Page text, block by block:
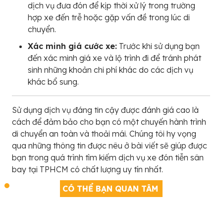
dịch vụ đưa đón để kịp thời xử lý trong trường
hợp xe đến trễ hoặc gặp vấn đề trong lúc di
chuyển.
Xác minh giá cước xe: Trước khi sử dụng bạn
đến xác minh giá xe và lộ trình đi để tránh phát
sinh những khoản chi phí khác do các dịch vụ
khác bổ sung.
Sử dụng dịch vụ đáng tin cậy được đánh giá cao là
cách để đảm bảo cho bạn có một chuyến hành trình
di chuyển an toàn và thoải mái. Chúng tôi hy vọng
qua những thông tin được nêu ở bài viết sẽ giúp được
bạn trong quá trình tìm kiếm dịch vụ xe đón tiễn sân
bay tại TPHCM có chất lượng uy tín nhất.
CÓ THỂ BẠN QUAN TÂM